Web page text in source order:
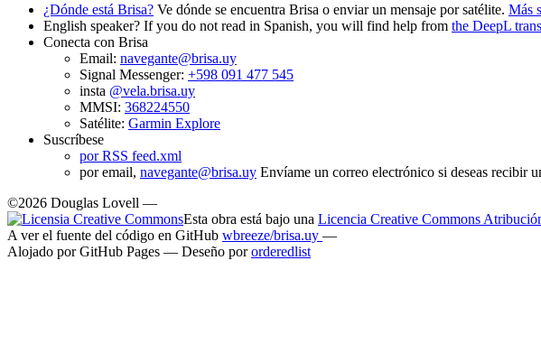
¿Dónde está Brisa? Ve dónde se encuentra Brisa o enviar un mensaje por satélite. Más
English speaker? If you do not read in Spanish, you will find help from the DeepL
Conecta con Brisa
Email: navegante@brisa.uy
Signal Messenger: +598 091 477 545
insta @vela.brisa.uy
MMSI: 368224550
Satélite: Garmin Explore
Suscríbese
por RSS feed.xml
por email, navegante@brisa.uy Envíame un correo electrónico si deseas recibir
©2026 Douglas Lovell —
Esta obra está bajo una Licencia Creative Commons
A ver el fuente del código en GitHub wbreeze/brisa.uy —
Alojado por GitHub Pages — Deseño pororderedlist